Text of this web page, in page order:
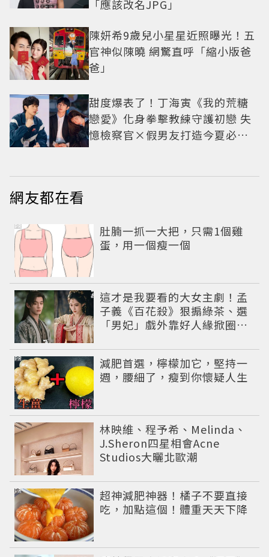
「應該改名JPG」
陳妍希9歲兒小星星近照曝光！五
官神似陳曉 網驚直呼「縮小版爸
爸」
甜度爆表了！丁海寅《我的荒糖
戀愛》化身拳擊教練守護初戀 失
憶檢察官×假男友打造今夏必看
網友都在看
肚腩一抓一大把，只需1個雞
蛋，用一個瘦一個
PR
這才是我要看的大女主劇！孟
子義《百花殺》狠搧綠茶、選
「男妃」戲外靠好人緣掀圈內
減肥首選，檸檬加它，堅持一
週，腰細了，瘦到你懷疑人生
PR
林映維、程予希、Melinda、
J.Sheron四星相會Acne
Studios大曬北歐潮
超神減肥神器！橘子不要直接
吃，加點這個！體重天天下降
PR